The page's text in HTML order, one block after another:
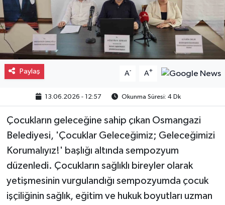
Paylaş A- A+
13.06.2026 - 12:57 Okunma Süresi: 4 Dk
Çocukların geleceğine sahip çıkan Osmangazi
Belediyesi, 'Çocuklar Geleceğimiz; Geleceğimizi
Korumalıyız!' başlığı altında sempozyum
düzenledi. Çocukların sağlıklı bireyler olarak
yetişmesinin vurgulandığı sempozyumda çocuk
işçiliğinin sağlık, eğitim ve hukuk boyutları uzman